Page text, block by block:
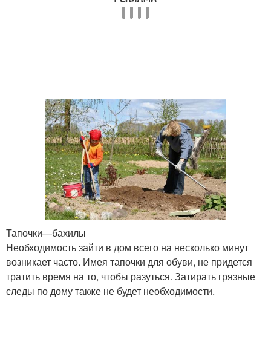
Тапочки—бахилы
Необходимость зайти в дом всего на несколько минут
возникает часто. Имея тапочки для обуви, не придется
тратить время на то, чтобы разуться. Затирать грязные
следы по дому также не будет необходимости.